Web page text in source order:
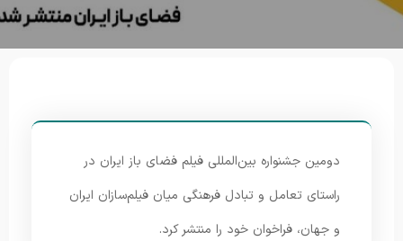
دومین جشنواره بین‌المللی فیلم فضای باز ایران در
راستای تعامل و تبادل فرهنگی میان فیلم‌سازان ایران
و جهان، فراخوان خود را منتشر کرد.